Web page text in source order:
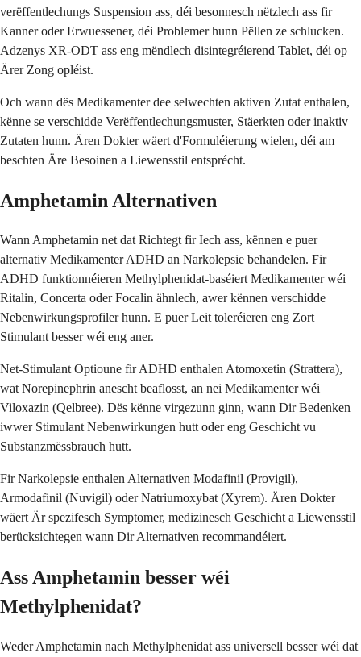
verëffentlechungs Suspension ass, déi besonnesch nëtzlech ass fir
Kanner oder Erwuessener, déi Problemer hunn Pëllen ze schlucken.
Adzenys XR-ODT ass eng mëndlech disintegréierend Tablet, déi op
Ärer Zong opléist.
Och wann dës Medikamenter dee selwechten aktiven Zutat enthalen,
kënne se verschidde Verëffentlechungsmuster, Stäerkten oder inaktiv
Zutaten hunn. Ären Dokter wäert d'Formuléierung wielen, déi am
beschten Äre Besoinen a Liewensstil entsprécht.
Amphetamin Alternativen
Wann Amphetamin net dat Richtegt fir Iech ass, kënnen e puer
alternativ Medikamenter ADHD an Narkolepsie behandelen. Fir
ADHD funktionnéieren Methylphenidat-baséiert Medikamenter wéi
Ritalin, Concerta oder Focalin ähnlech, awer kënnen verschidde
Nebenwirkungsprofiler hunn. E puer Leit toleréieren eng Zort
Stimulant besser wéi eng aner.
Net-Stimulant Optioune fir ADHD enthalen Atomoxetin (Strattera),
wat Norepinephrin anescht beaflosst, an nei Medikamenter wéi
Viloxazin (Qelbree). Dës kënne virgezunn ginn, wann Dir Bedenken
iwwer Stimulant Nebenwirkungen hutt oder eng Geschicht vu
Substanzmëssbrauch hutt.
Fir Narkolepsie enthalen Alternativen Modafinil (Provigil),
Armodafinil (Nuvigil) oder Natriumoxybat (Xyrem). Ären Dokter
wäert Är spezifesch Symptomer, medizinesch Geschicht a Liewensstil
berücksichtegen wann Dir Alternativen recommandéiert.
Ass Amphetamin besser wéi
Methylphenidat?
Weder Amphetamin nach Methylphenidat ass universell besser wéi dat